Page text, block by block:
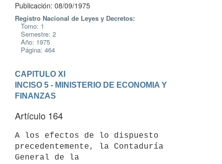
Publicación: 08/09/1975
Registro Nacional de Leyes y Decretos:
Tomo: 1
Semestre: 2
Año: 1975
Página: 464
CAPITULO XI
INCISO 5 - MINISTERIO DE ECONOMIA Y
FINANZAS
Artículo 164
A los efectos de lo dispuesto
precedentemente, la Contaduría
General de la